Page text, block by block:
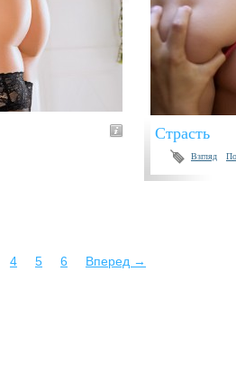
Страсть
Взгляд
4 5 6 Вперед →